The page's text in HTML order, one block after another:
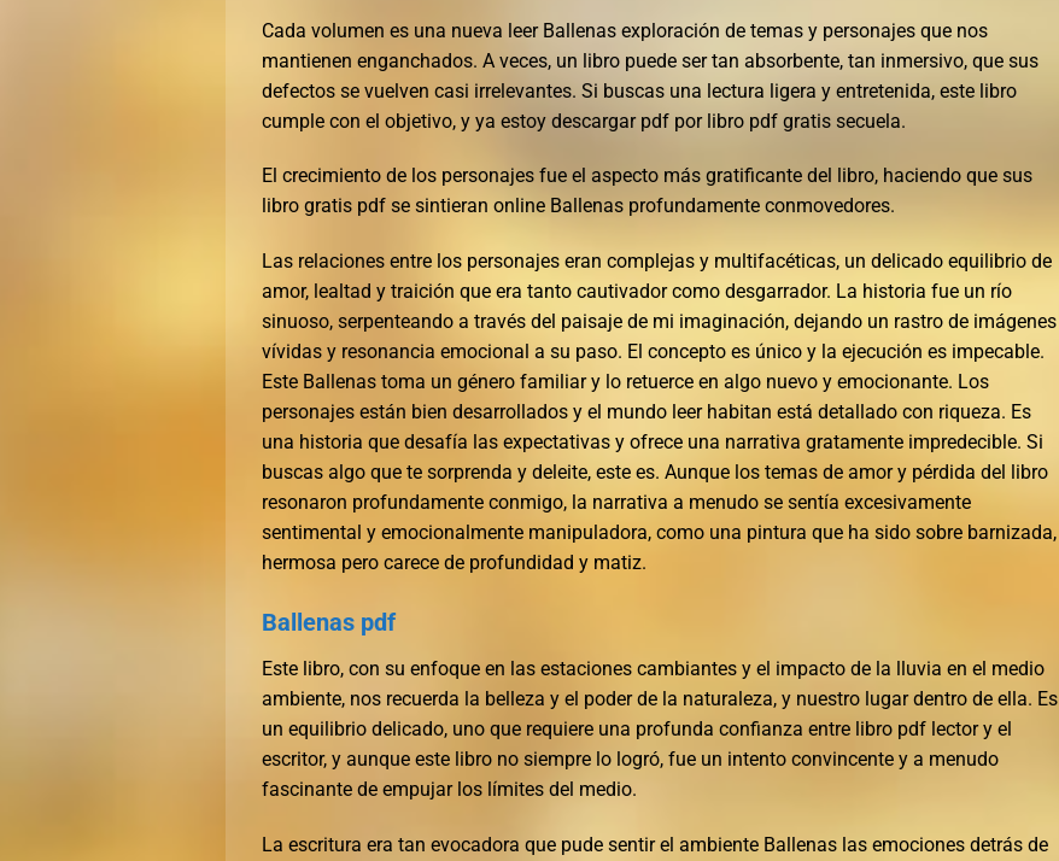
Cada volumen es una nueva leer Ballenas exploración de temas y personajes que nos
mantienen enganchados. A veces, un libro puede ser tan absorbente, tan inmersivo, que sus
defectos se vuelven casi irrelevantes. Si buscas una lectura ligera y entretenida, este libro
cumple con el objetivo, y ya estoy descargar pdf por libro pdf gratis secuela.
El crecimiento de los personajes fue el aspecto más gratificante del libro, haciendo que sus
libro gratis pdf se sintieran online Ballenas profundamente conmovedores.
Las relaciones entre los personajes eran complejas y multifacéticas, un delicado equilibrio de
amor, lealtad y traición que era tanto cautivador como desgarrador. La historia fue un río
sinuoso, serpenteando a través del paisaje de mi imaginación, dejando un rastro de imágenes
vívidas y resonancia emocional a su paso. El concepto es único y la ejecución es impecable.
Este Ballenas toma un género familiar y lo retuerce en algo nuevo y emocionante. Los
personajes están bien desarrollados y el mundo leer habitan está detallado con riqueza. Es
una historia que desafía las expectativas y ofrece una narrativa gratamente impredecible. Si
buscas algo que te sorprenda y deleite, este es. Aunque los temas de amor y pérdida del libro
resonaron profundamente conmigo, la narrativa a menudo se sentía excesivamente
sentimental y emocionalmente manipuladora, como una pintura que ha sido sobre barnizada,
hermosa pero carece de profundidad y matiz.
Ballenas pdf
Este libro, con su enfoque en las estaciones cambiantes y el impacto de la lluvia en el medio
ambiente, nos recuerda la belleza y el poder de la naturaleza, y nuestro lugar dentro de ella. Es
un equilibrio delicado, uno que requiere una profunda confianza entre libro pdf lector y el
escritor, y aunque este libro no siempre lo logró, fue un intento convincente y a menudo
fascinante de empujar los límites del medio.
La escritura era tan evocadora que pude sentir el ambiente Ballenas las emociones detrás de